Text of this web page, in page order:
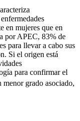
en mujeres que en
por APEC, 83% de
para llevar a cabo sus
Si el origen está
para confirmar el
grado asociado,